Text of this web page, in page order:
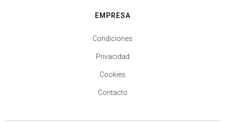
EMPRESA
Condiciones
Privacidad
Cookies
Contacto